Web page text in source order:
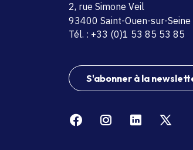
adresse
2, rue Simone Veil
code postal et commune
93400 Saint-Ouen-sur-Seine
Tél. : +33 (0)1 53 85 53 85
S'abonner à la
FacebookInstagramLinkedin